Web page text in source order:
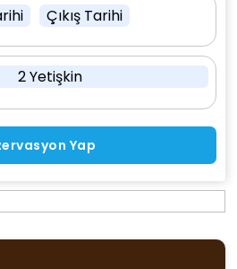
Çıkış Tarihi
2 Yetişkin
Yap